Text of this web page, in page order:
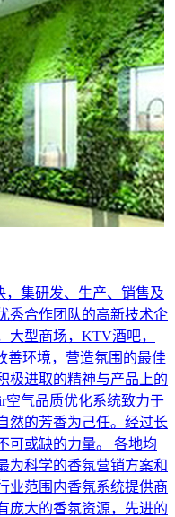
，集研发、生产、销售及
秀合作团队的高新技术企
大型商场，KTV酒吧，
善环境，营造氛围的最佳
极进取的精神与产品上的
空气品质优化系统致力于
然的芳香为己任。经过长
可或缺的力量。 各地均
为科学的香氛营销方案和
业范围内香氛系统提供商
庞大的香氛资源，先进的